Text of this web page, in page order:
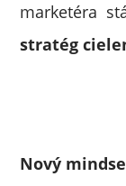
marketéra
stratég
Nový